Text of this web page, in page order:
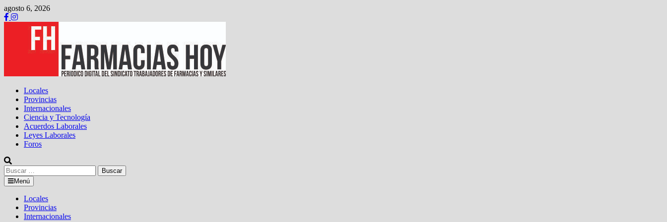
Saltar
al
contenido
agosto 6, 2026
Locales
Provincias
Internacionales
Ciencia y Tecnología
Acuerdos Laborales
Leyes Laborales
Foros
Buscar:
Menú
Locales
Provincias
Internacionales